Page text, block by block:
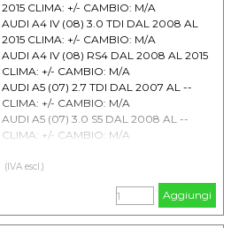
2015 CLIMA: +/- CAMBIO: M/A
AUDI A4 IV (08) 3.0 TDI DAL 2008 AL
2015 CLIMA: +/- CAMBIO: M/A
AUDI A4 IV (08) RS4 DAL 2008 AL 2015
CLIMA: +/- CAMBIO: M/A
AUDI A5 (07) 2.7 TDI DAL 2007 AL --
CLIMA: +/- CAMBIO: M/A
AUDI A5 (07) 3.0 S5 DAL 2008 AL --
CLIMA: +/- CAMBIO: M/A
CLIMA: +/- CAMBIO: M/A
AUDI A6 IV (11) 3.0 TDI DAL 2011 AL --
CLIMA: + CAMBIO: M/A
AUDI A7 (10) 3.0 TDI DAL 2010 AL --
(IVA escl.)
Aggiungi